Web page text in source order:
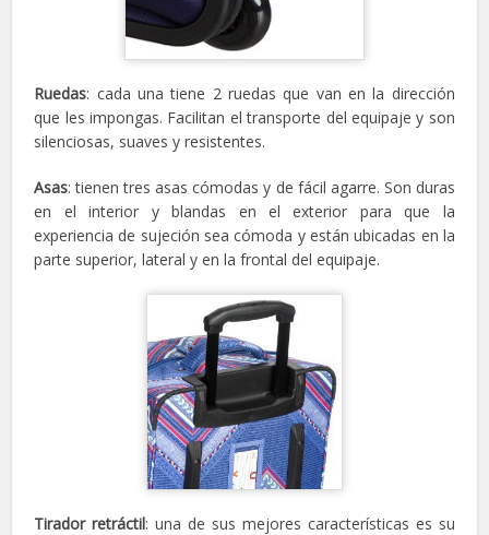
Ruedas: cada una tiene 2 ruedas que van en la dirección
que les impongas. Facilitan el transporte del equipaje y son
silenciosas, suaves y resistentes.
Asas: tienen tres asas cómodas y de fácil agarre. Son duras
en el interior y blandas en el exterior para que la
experiencia de sujeción sea cómoda y están ubicadas en la
parte superior, lateral y en la frontal del equipaje.
Tirador retráctil: una de sus mejores características es su